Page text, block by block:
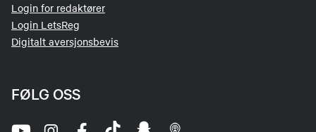
Login for redaktører
Login LetsReg
Digitalt aversjonsbevis
FØLG OSS